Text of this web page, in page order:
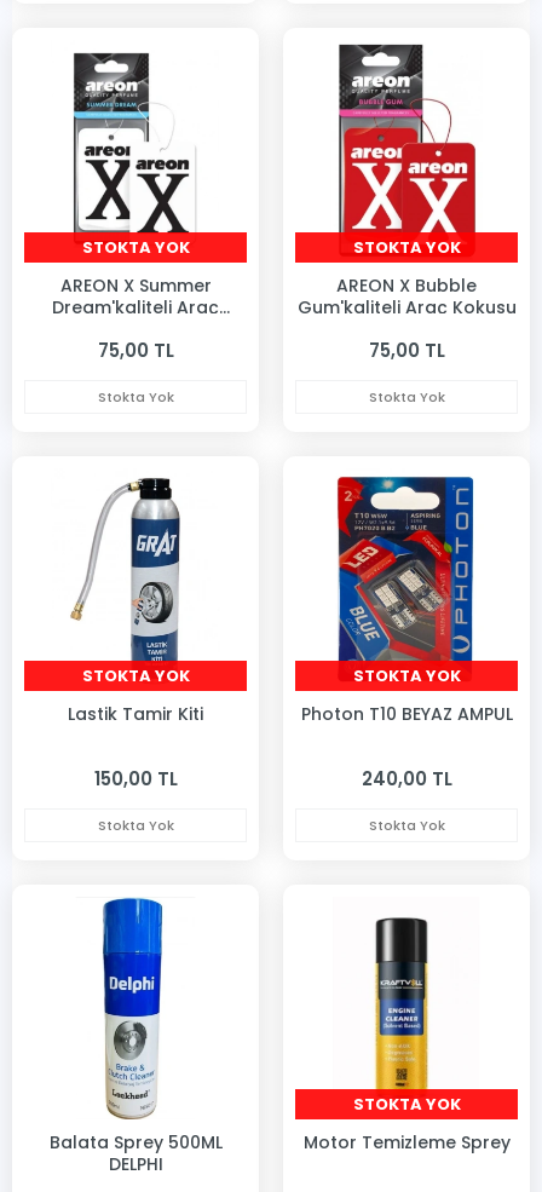
STOKTA YOK
AREON X Summer
Dream'kaliteli Araç
75,00 TL
Stokta Yok
STOKTA YOK
AREON X Bubble
Gum'kaliteli Araç Kokusu
75,00 TL
Stokta Yok
STOKTA YOK
Lastik Tamir Kiti
150,00 TL
Stokta Yok
STOKTA YOK
Photon T10 BEYAZ AMPUL
240,00 TL
Stokta Yok
Balata Sprey 500ML
DELPHI
STOKTA YOK
Motor Temizleme Sprey